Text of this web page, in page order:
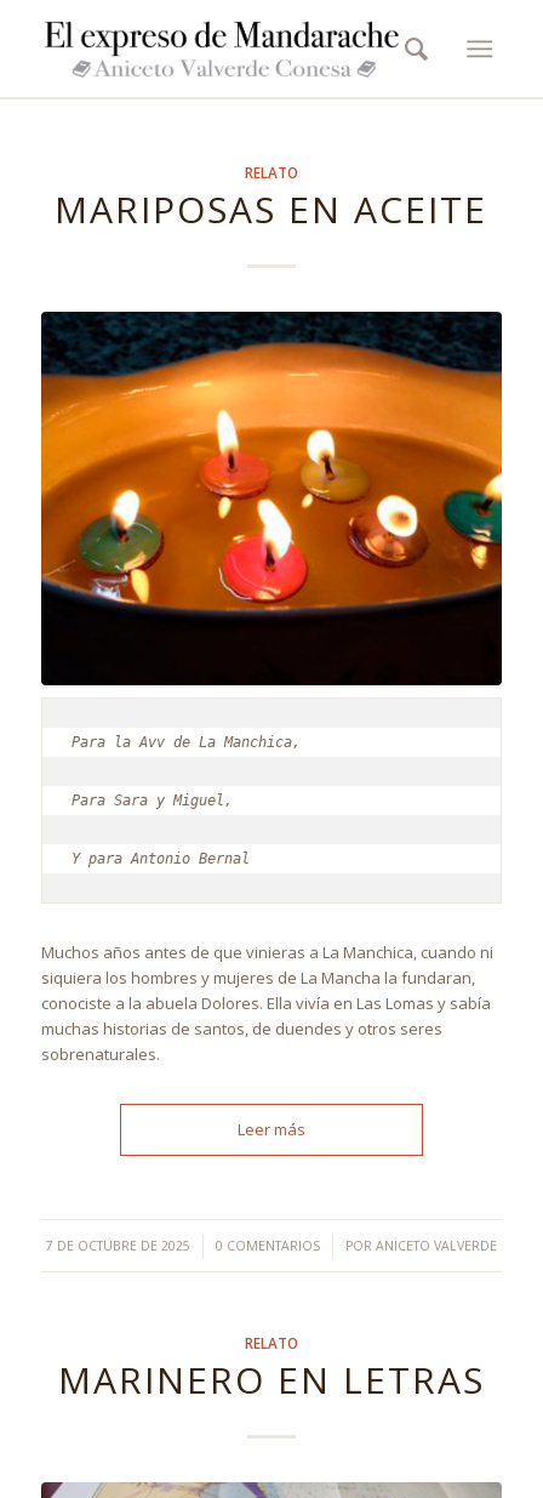
RELATO
MARIPOSAS EN ACEITE
Para la Avv de La Manchica,
Para Sara y Miguel,
Y para Antonio Bernal
Muchos años antes de que vinieras a La Manchica, cuando ni
siquiera los hombres y mujeres de La Mancha la fundaran,
conociste a la abuela Dolores. Ella vivía en Las Lomas y sabía
muchas historias de santos, de duendes y otros seres
sobrenaturales.
Leer más
7 DE OCTUBRE DE 2025
/ 0 COMENTARIOS
/ POR ANICETO VALVERDE
RELATO
MARINERO EN LETRAS